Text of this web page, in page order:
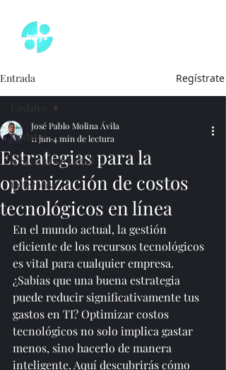
Entrada Regístrate
Updates
InSysClubOriented
Enterprise
Estrategias para la
optimización de costos
tecnológicos en línea
José Pablo Molina Ávila
11 jun 4 min de lectura
En el mundo actual, la gestión
eficiente de los recursos tecnológicos
es vital para cualquier empresa.
¿Sabías que una buena estrategia
puede reducir significativamente tus
gastos en TI? Optimizar costos
tecnológicos no solo implica gastar
menos, sino hacerlo de manera
inteligente. Aquí descubrirás cómo